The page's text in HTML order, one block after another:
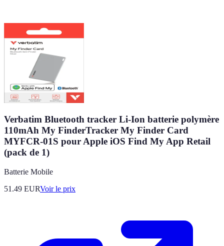
Verbatim Bluetooth tracker Li-Ion batterie polymère
110mAh My FinderTracker My Finder Card
MYFCR-01S pour Apple iOS Find My App Retail
(pack de 1)
Batterie Mobile
51.49 EURVoir le prix